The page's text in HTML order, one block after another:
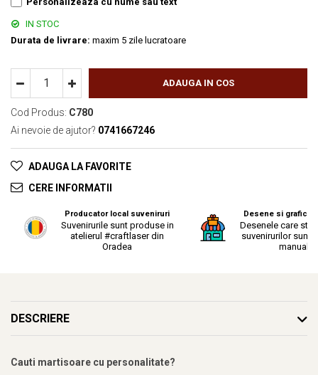
Palatul Alexandru Ioan Cuza,
Ruginoasa
Palatul Culturii Iasi
IN STOC
Durata de livrare: maxim 5 zile lucratoare
ADAUGA IN COS
Cod Produs: C780
Ai nevoie de ajutor? 0741667246
ADAUGA LA FAVORITE
CERE INFORMATII
Producator local suveniruri
Suvenirurile sunt produse in
atelierul #craftlaser din
Oradea
Desene si grafica
Desenele care
suvenirurilor sunt
manual.
DESCRIERE
Cauti martisoare cu personalitate?